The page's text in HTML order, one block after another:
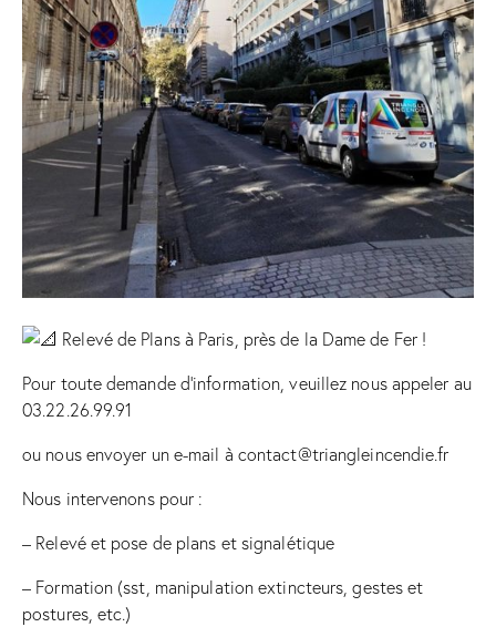
Relevé de Plans à Paris, près de la Dame de Fer !
Pour toute demande d’information, veuillez nous appeler au
03.22.26.99.91
ou nous envoyer un e-mail à contact@triangleincendie.fr
Nous intervenons pour :
– Relevé et pose de plans et signalétique
– Formation (sst, manipulation extincteurs, gestes et
postures, etc.)